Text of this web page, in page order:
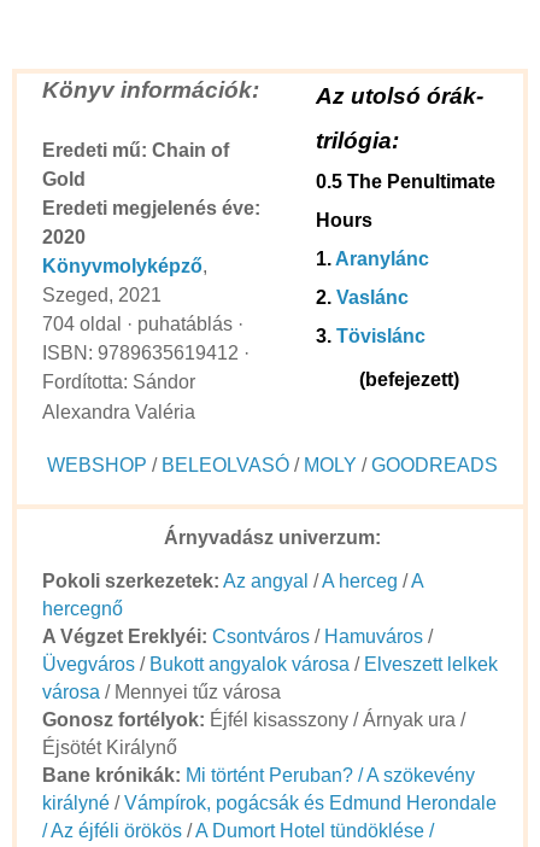
Könyv információk:
Eredeti mű: Chain of
Gold
Eredeti megjelenés éve:
2020
Könyvmolyképző,
Szeged, 2021
704 oldal · puhatáblás ·
ISBN: 9789635619412 ·
Fordította: Sándor
Alexandra Valéria
Az utolsó órák-
trilógia:
0.5 The Penultimate
Hours
1.Aranylánc
2. Vaslánc
3. Tövislánc
(befejezett)
WEBSHOP / BELEOLVASÓ / MOLY /GOODREADS
Árnyvadász univerzum:
Pokoli szerkezetek: Az angyal /A herceg /A
hercegnő
A Végzet Ereklyéi: Csontváros / Hamuváros /
Üvegváros / Bukott angyalok városa / Elveszett lelkek
városa / Mennyei tűz városa
Gonosz fortélyok: Éjfél kisasszony / Árnyak ura /
Éjsötét Királynő
Bane krónikák: Mi történt Peruban? / A szökevény
királyné /Vámpírok, pogácsák és Edmund Herondale
/ Az éjféli örökös /A Dumort Hotel tündöklése /